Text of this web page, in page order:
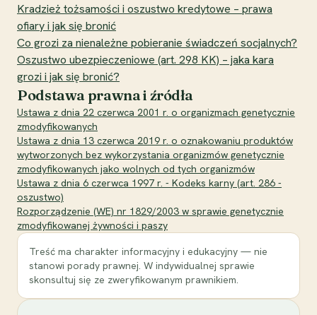
Kradzież tożsamości i oszustwo kredytowe – prawa
ofiary i jak się bronić
Co grozi za nienależne pobieranie świadczeń socjalnych?
Oszustwo ubezpieczeniowe (art. 298 KK) – jaka kara
grozi i jak się bronić?
Podstawa prawna i źródła
Ustawa z dnia 22 czerwca 2001 r. o organizmach genetycznie
zmodyfikowanych
Ustawa z dnia 13 czerwca 2019 r. o oznakowaniu produktów
wytworzonych bez wykorzystania organizmów genetycznie
zmodyfikowanych jako wolnych od tych organizmów
Ustawa z dnia 6 czerwca 1997 r. - Kodeks karny (art. 286 -
oszustwo)
Rozporządzenie (WE) nr 1829/2003 w sprawie genetycznie
zmodyfikowanej żywności i paszy
Treść ma charakter informacyjny i edukacyjny — nie
stanowi porady prawnej. W indywidualnej sprawie
skonsultuj się ze zweryfikowanym prawnikiem.